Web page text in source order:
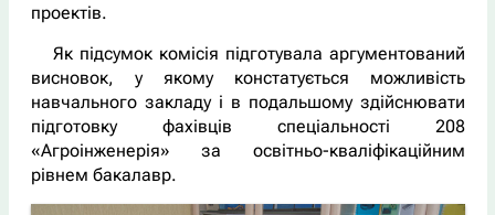
проектів.
Як підсумок комісія підготувала аргументований
висновок, у якому констатується можливість
навчального закладу і в подальшому здійснювати
підготовку фахівців спеціальності 208
«Агроінженерія» за освітньо-кваліфікаційним
рівнем бакалавр.